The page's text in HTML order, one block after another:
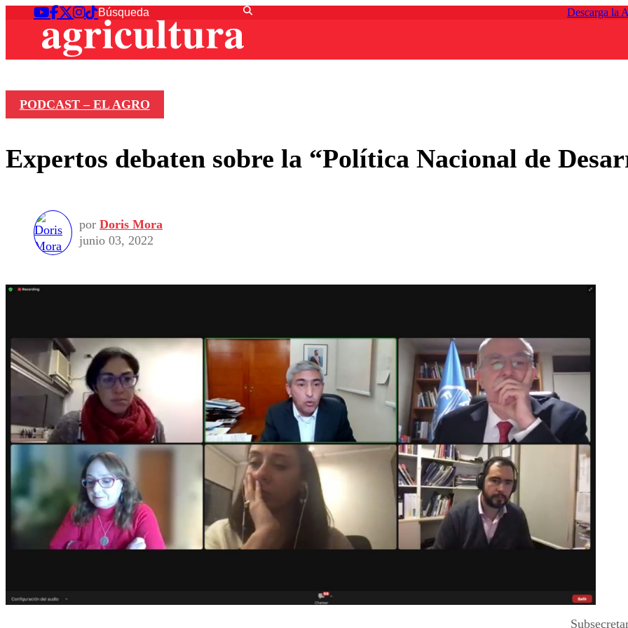
Descarga la
PODCAST – EL AGRO
Expertos debaten sobre la “Política Nacional de
por Doris Mora
junio 03, 2022